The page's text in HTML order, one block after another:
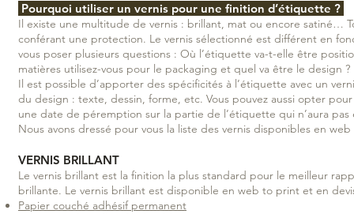
Pourquoi utiliser un vernis pour une finition d’étiquette ?
Il existe une multitude de vernis : brillant, mat ou encore satiné…
conférant une protection. Le vernis sélectionné est différent en
vous poser plusieurs questions : Où l’étiquette va-t-elle être
matières utilisez-vous pour le packaging et quel va être le design ?
Il est possible d’apporter des spécificités à l’étiquette avec un
du design : texte, dessin, forme, etc. Vous pouvez aussi opter
une date de péremption sur la partie de l’étiquette qui n’aura
Nous avons dressé pour vous la liste des vernis disponibles en
VERNIS BRILLANT
Le vernis brillant est la finition la plus standard pour le meilleur
brillante. Le vernis brillant est disponible en web to print et en
Papier couché adhésif permanent